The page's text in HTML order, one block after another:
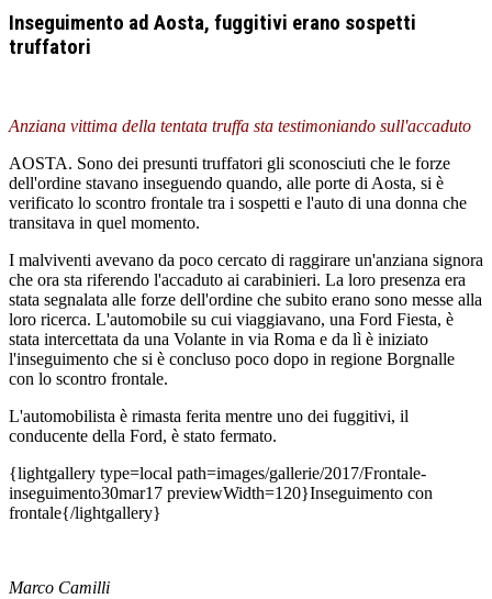
Inseguimento ad Aosta, fuggitivi erano sospetti
truffatori
Anziana vittima della tentata truffa sta testimoniando sull'accaduto
AOSTA. Sono dei presunti truffatori gli sconosciuti che le forze
dell'ordine stavano inseguendo quando, alle porte di Aosta, si è
verificato lo scontro frontale tra i sospetti e l'auto di una donna che
transitava in quel momento.
I malviventi avevano da poco cercato di raggirare un'anziana signora
che ora sta riferendo l'accaduto ai carabinieri. La loro presenza era
stata segnalata alle forze dell'ordine che subito erano sono messe alla
loro ricerca. L'automobile su cui viaggiavano, una Ford Fiesta, è
stata intercettata da una Volante in via Roma e da lì è iniziato
l'inseguimento che si è concluso poco dopo in regione Borgnalle
con lo scontro frontale.
L'automobilista è rimasta ferita mentre uno dei fuggitivi, il
conducente della Ford, è stato fermato.
{lightgallery type=local path=images/gallerie/2017/Frontale-
inseguimento30mar17 previewWidth=120}Inseguimento con
frontale{/lightgallery}
Marco Camilli